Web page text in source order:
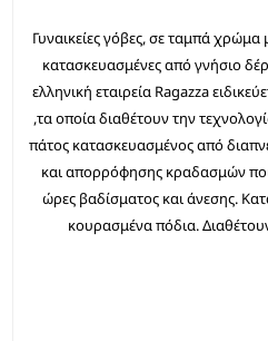
Γυναικείες γόβες, σε ταμπά
κατασκευασμένες από γνήσιο
ελληνική εταιρεία Ragazza
,τα οποία διαθέτουν την
πάτος κατασκευασμένος από
και απορρόφησης κραδασμών που
ώρες βαδίσματος και άνεσης.
κουρασμένα πόδια.